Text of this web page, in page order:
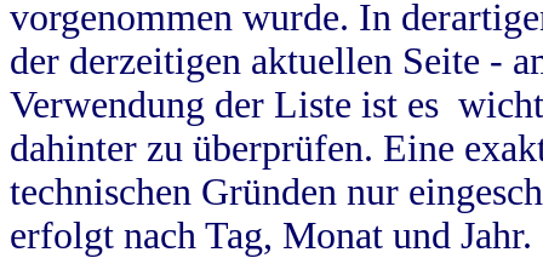
vorgenommen wurde. In
der derzeitigen aktuellen Seite -
Verwendung der Liste ist es
dahinter zu überprüfen. Eine
technischen Gründen nur
erfolgt nach Tag, Monat und Jahr.